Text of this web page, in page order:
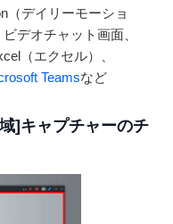
（デイリーモーショ
ビデオチャット画面、
（エクセル）、
Teamsなど
]キャプチャーのチ